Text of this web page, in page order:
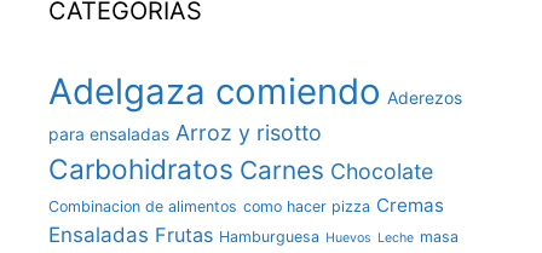
CATEGORIAS
Adelgaza comiendo Aderezos
para ensaladas Arroz y risotto
Carbohidratos Carnes Chocolate
Combinacion de alimentos como hacer pizza Cremas
Ensaladas Frutas Hamburguesa Huevos Leche masa